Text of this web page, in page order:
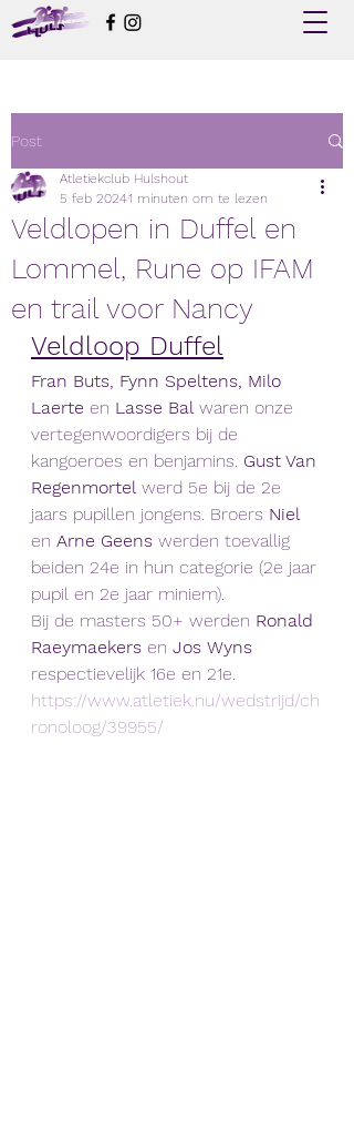
Post
Veldlopen in Duffel en
Lommel, Rune op IFAM
en trail voor Nancy
Atletiekclub Hulshout
5 feb 20241 minuten om te lezen
Veldloop Duffel
Fran Buts, Fynn Speltens, Milo
Laerte en Lasse Bal waren onze
vertegenwoordigers bij de
kangoeroes en benjamins. Gust Van
Regenmortel werd 5e bij de 2e
jaars pupillen jongens. Broers Niel
en Arne Geens werden toevallig
beiden 24e in hun categorie (2e jaar
pupil en 2e jaar miniem).
Bij de masters 50+ werden Ronald
Raeymaekers en Jos Wyns
respectievelijk 16e en 21e.
https://www.atletiek.nu/wedstrijd/ch
ronoloog/39955/